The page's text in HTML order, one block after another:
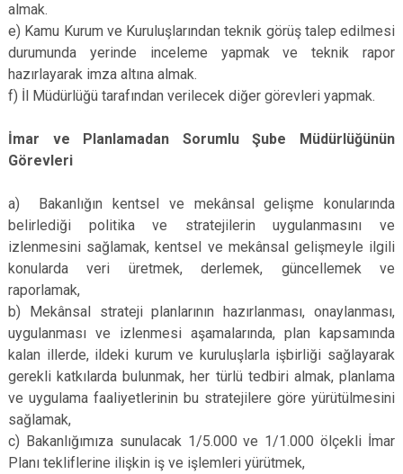
almak.
e) Kamu Kurum ve Kuruluşlarından teknik görüş talep edilmesi
durumunda yerinde inceleme yapmak ve teknik rapor
hazırlayarak imza altına almak.
f) İl Müdürlüğü tarafından verilecek diğer görevleri yapmak.
İmar ve Planlamadan Sorumlu Şube Müdürlüğünün
Görevleri
a) Bakanlığın kentsel ve mekânsal gelişme konularında
belirlediği politika ve stratejilerin uygulanmasını ve
izlenmesini sağlamak, kentsel ve mekânsal gelişmeyle ilgili
konularda veri üretmek, derlemek, güncellemek ve
raporlamak,
b) Mekânsal strateji planlarının hazırlanması, onaylanması,
uygulanması ve izlenmesi aşamalarında, plan kapsamında
kalan illerde, ildeki kurum ve kuruluşlarla işbirliği sağlayarak
gerekli katkılarda bulunmak, her türlü tedbiri almak, planlama
ve uygulama faaliyetlerinin bu stratejilere göre yürütülmesini
sağlamak,
c) Bakanlığımıza sunulacak 1/5.000 ve 1/1.000 ölçekli İmar
Planı tekliflerine ilişkin iş ve işlemleri yürütmek,